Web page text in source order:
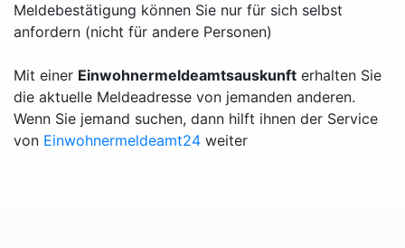
Meldebestätigung können Sie nur für sich selbst
anfordern (nicht für andere Personen)
Mit einer Einwohnermeldeamtsauskunft erhalten Sie
die aktuelle Meldeadresse von jemanden anderen.
Wenn Sie jemand suchen, dann hilft ihnen der Service
von Einwohnermeldeamt24 weiter